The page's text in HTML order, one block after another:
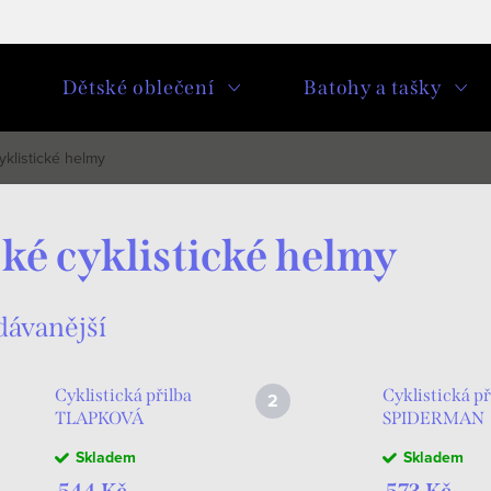
Dětské oblečení Batohy a tašky
helmy
cyklistické helmy
Cyklistická přilba
TLAPKOVÁ
52-56 cm
Skladem
Cyklistická
SPIDERMAN
Skladem